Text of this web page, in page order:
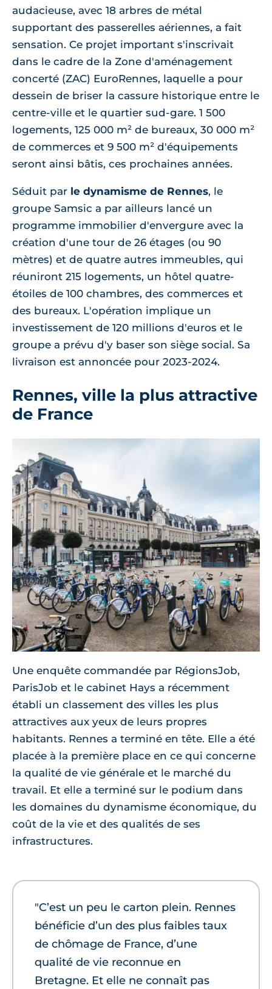
audacieuse, avec 18 arbres de métal
supportant des passerelles aériennes, a fait
sensation. Ce projet important s'inscrivait
dans le cadre de la Zone d'aménagement
concerté (ZAC) EuroRennes, laquelle a pour
dessein de briser la cassure historique entre le
centre-ville et le quartier sud-gare. 1 500
logements, 125 000 m² de bureaux, 30 000 m²
de commerces et 9 500 m² d'équipements
seront ainsi bâtis, ces prochaines années.
Séduit par le dynamisme de Rennes, le
groupe Samsic a par ailleurs lancé un
programme immobilier d'envergure avec la
création d'une tour de 26 étages (ou 90
mètres) et de quatre autres immeubles, qui
réuniront 215 logements, un hôtel quatre-
étoiles de 100 chambres, des commerces et
des bureaux. L'opération implique un
investissement de 120 millions d'euros et le
groupe a prévu d'y baser son siège social. Sa
livraison est annoncée pour 2023-2024.
Rennes, ville la plus attractive
de France
Une enquête commandée par RégionsJob,
ParisJob et le cabinet Hays a récemment
établi un classement des villes les plus
attractives aux yeux de leurs propres
habitants. Rennes a terminé en tête. Elle a été
placée à la première place en ce qui concerne
la qualité de vie générale et le marché du
travail. Et elle a terminé sur le podium dans
les domaines du dynamisme économique, du
coût de la vie et des qualités de ses
infrastructures.
"C’est un peu le carton plein. Rennes
bénéficie d’un des plus faibles taux
de chômage de France, d’une
qualité de vie reconnue en
Bretagne. Et elle ne connaît pas